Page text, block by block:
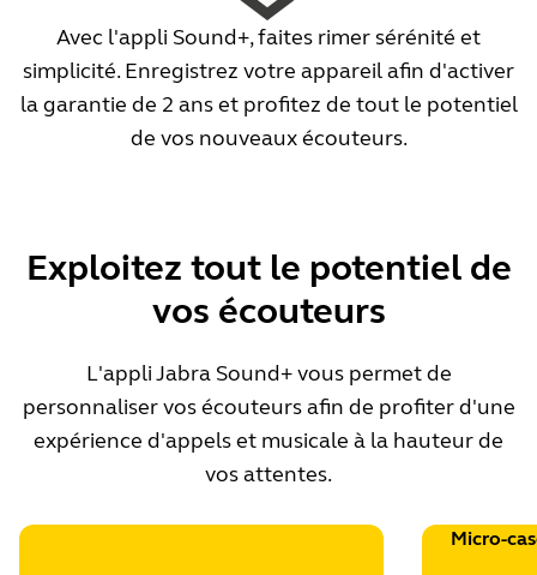
Avec l'appli Sound+, faites rimer sérénité et
simplicité. Enregistrez votre appareil afin d'activer
la garantie de 2 ans et profitez de tout le potentiel
de vos nouveaux écouteurs.
Exploitez tout le potentiel de
vos écouteurs
L'appli Jabra Sound+ vous permet de
personnaliser vos écouteurs afin de profiter d'une
expérience d'appels et musicale à la hauteur de
vos attentes.
Micro-